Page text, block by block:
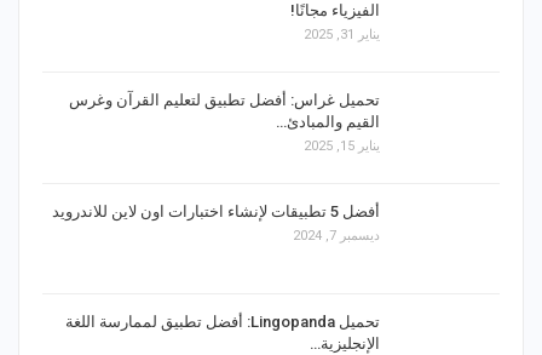
الفيزياء مجانًا!
يناير 31, 2025
تحميل غراس: أفضل تطبيق لتعليم القرآن وغرس
القيم والمبادئ…
يناير 15, 2025
أفضل 5 تطبيقات لإنشاء اختبارات اون لاين للاندرويد
ديسمبر 7, 2024
تحميل Lingopanda: أفضل تطبيق لممارسة اللغة
الإنجليزية…